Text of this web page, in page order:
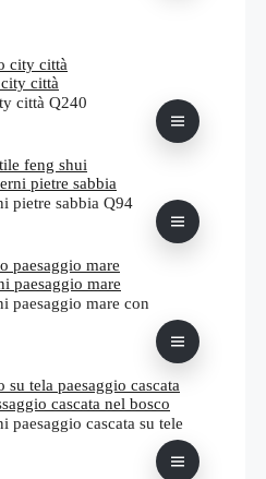
città Q240
pietre sabbia Q94
paesaggio mare con
paesaggio cascata su tele